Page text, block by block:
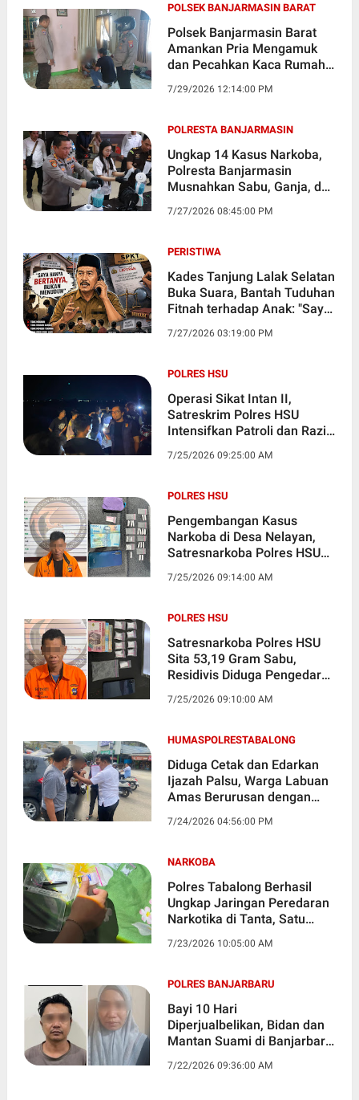
POLSEK BANJARMASIN BARAT
Polsek Banjarmasin Barat
Amankan Pria Mengamuk
dan Pecahkan Kaca Rumah
7/29/2026 12:14:00 PM
POLRESTA BANJARMASIN
Ungkap 14 Kasus Narkoba,
Polresta Banjarmasin
Musnahkan Sabu, Ganja, dan
7/27/2026 08:45:00 PM
PERISTIWA
Kades Tanjung Lalak Selatan
Buka Suara, Bantah Tuduhan
Fitnah terhadap Anak: "Saya
7/27/2026 03:19:00 PM
POLRES HSU
Operasi Sikat Intan II,
Satreskrim Polres HSU
Intensifkan Patroli dan Razia
7/25/2026 09:25:00 AM
POLRES HSU
Pengembangan Kasus
Narkoba di Desa Nelayan,
Satresnarkoba Polres HSU
Paket Sabu
7/25/2026 09:14:00 AM
POLRES HSU
Satresnarkoba Polres HSU
Sita 53,19 Gram Sabu,
Residivis Diduga Pengedar
Tabukan
7/25/2026 09:10:00 AM
HUMASPOLRESTABALONG
Diduga Cetak dan Edarkan
Ijazah Palsu, Warga Labuan
Amas Berurusan dengan
7/24/2026 04:56:00 PM
NARKOBA
Polres Tabalong Berhasil
Ungkap Jaringan Peredaran
Narkotika di Tanta, Satu
7/23/2026 10:05:00 AM
POLRES BANJARBARU
Bayi 10 Hari
Diperjualbelikan, Bidan dan
Mantan Suami di Banjarbaru
7/22/2026 09:36:00 AM